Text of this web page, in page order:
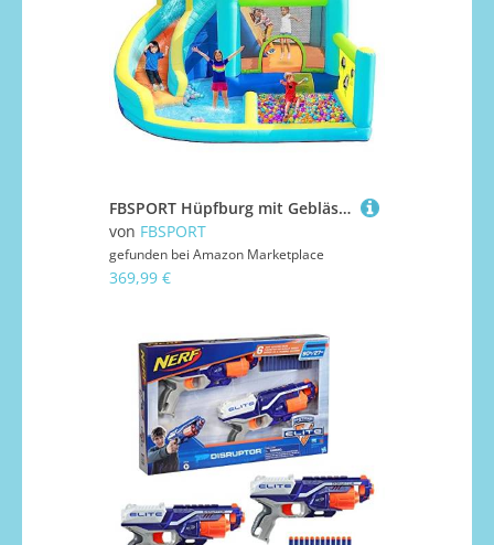
FBSPORT Hüpfburg mit Gebläse, Wasserspielcenter mit Trocken/Wasserrutsche Planschbecken Kletterwand Sprung und Basketballkorb, Groß Hüpfburg for Indoor & Outdoor, Hält bis zu 5 Kinder/180KG
von FBSPORT
gefunden bei Amazon Marketplace
369,99 €